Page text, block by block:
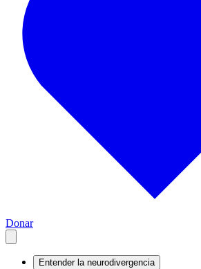
Donar
Entender la neurodivergencia